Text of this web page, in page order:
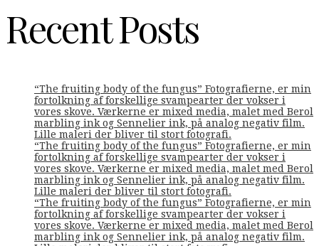
Recent Posts
“The fruiting body of the fungus” Fotografierne, er min
fortolkning af forskellige svampearter der vokser i
vores skove. Værkerne er mixed media, malet med Berol
marbling ink og Sennelier ink, på analog negativ film.
Lille maleri der bliver til stort fotografi.
“The fruiting body of the fungus” Fotografierne, er min
fortolkning af forskellige svampearter der vokser i
vores skove. Værkerne er mixed media, malet med Berol
marbling ink og Sennelier ink, på analog negativ film.
Lille maleri der bliver til stort fotografi.
“The fruiting body of the fungus” Fotografierne, er min
fortolkning af forskellige svampearter der vokser i
vores skove. Værkerne er mixed media, malet med Berol
marbling ink og Sennelier ink, på analog negativ film.